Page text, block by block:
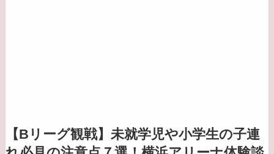
【Bリーグ観戦】未就学児や小学生の子連